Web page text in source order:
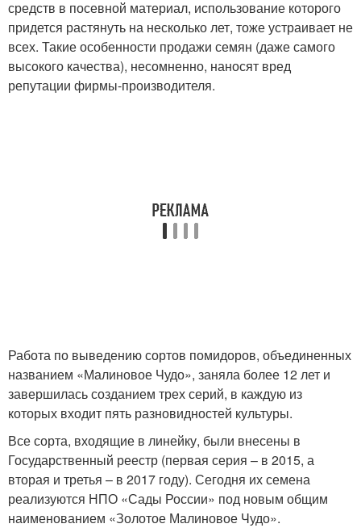
средств в посевной материал, использование которого
придется растянуть на несколько лет, тоже устраивает не
всех. Такие особенности продажи семян (даже самого
высокого качества), несомненно, наносят вред
репутации фирмы-производителя.
Работа по выведению сортов помидоров, объединенных
названием «Малиновое Чудо», заняла более 12 лет и
завершилась созданием трех серий, в каждую из
которых входит пять разновидностей культуры.
Все сорта, входящие в линейку, были внесены в
Государственный реестр (первая серия – в 2015, а
вторая и третья – в 2017 году). Сегодня их семена
реализуются НПО «Сады России» под новым общим
наименованием «Золотое Малиновое Чудо».